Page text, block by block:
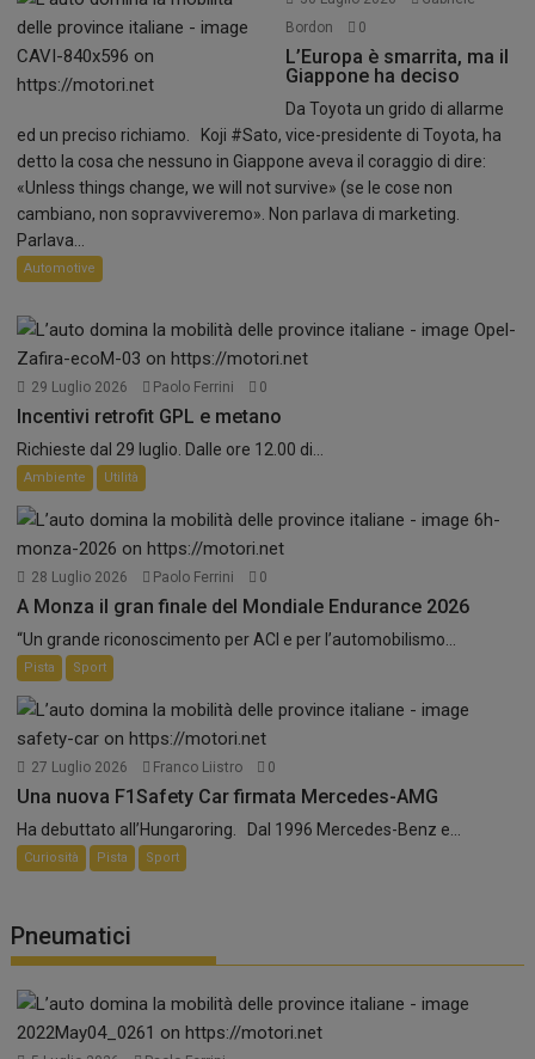
Bordon
0
L’Europa è smarrita, ma il
Giappone ha deciso
Da Toyota un grido di allarme
ed un preciso richiamo. Koji #Sato, vice-presidente di Toyota, ha
detto la cosa che nessuno in Giappone aveva il coraggio di dire:
«Unless things change, we will not survive» (se le cose non
cambiano, non sopravviveremo». Non parlava di marketing.
Parlava...
Automotive
29 Luglio 2026 Paolo Ferrini 0
Incentivi retrofit GPL e metano
Richieste dal 29 luglio. Dalle ore 12.00 di...
Ambiente Utilità
28 Luglio 2026 Paolo Ferrini 0
A Monza il gran finale del Mondiale Endurance 2026
“Un grande riconoscimento per ACI e per l’automobilismo...
Pista Sport
27 Luglio 2026 Franco Liistro 0
Una nuova F1Safety Car firmata Mercedes-AMG
Ha debuttato all’Hungaroring. Dal 1996 Mercedes-Benz e...
Curiosità Pista Sport
Pneumatici